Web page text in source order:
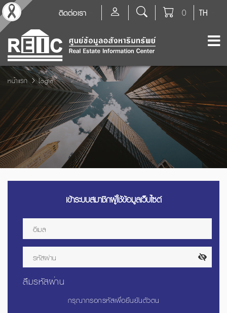
TH
0
ติดต่อเรา
หน้าแรก Login
เข้าระบบสมาชิกผู้ใช้ข้อมูลเว็บไซต์
ลืมรหัสผ่าน
กรุณากรอกรหัสเพื่อยืนยันตัวตน